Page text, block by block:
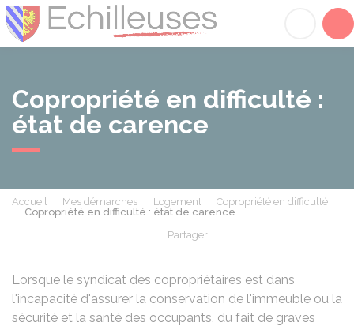
Copropriété en difficulté :
état de carence
Accueil Mes démarches Logement
Copropriété en difficulté
Copropriété en difficulté : état de carence
Partager
Lorsque le syndicat des copropriétaires est dans
l'incapacité d'assurer la conservation de l'immeuble ou la
sécurité et la santé des occupants, du fait de graves